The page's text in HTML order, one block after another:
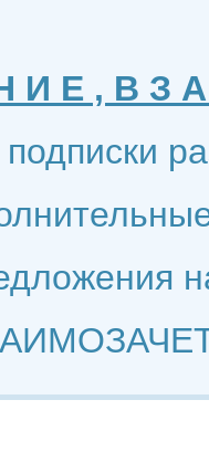
И Е , В З